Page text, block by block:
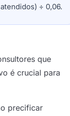
÷ 0,06.
que
é crucial para
precificar